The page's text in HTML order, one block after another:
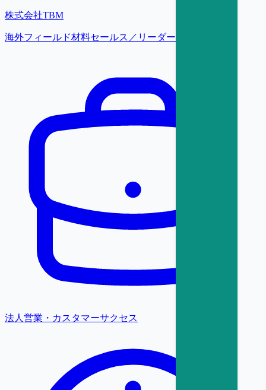
株式会社TBM
海外フィールド材料セールス／リーダー【東京】
法人営業・カスタマーサクセス